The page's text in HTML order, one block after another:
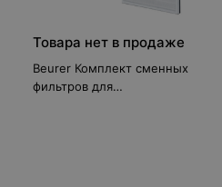
Товара нет в продаже
Beurer Комплект сменных
фильтров для